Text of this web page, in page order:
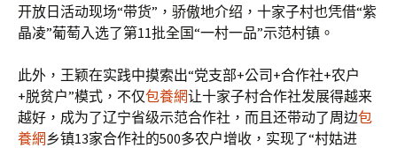
开放日活动现场“带货”，骄傲地介绍，十家子村也凭借“紫
晶凌”葡萄入选了第11批全国“一村一品”示范村镇。
此外，王颖在实践中摸索出“党支部+公司+合作社+农户
+脱贫户”模式，不仅包養網让十家子村合作社发展得越来
越好，成为了辽宁省级示范合作社，而且还带动了周边包
養網 乡镇13家合作社的500多农户增收，实现了“村姑进